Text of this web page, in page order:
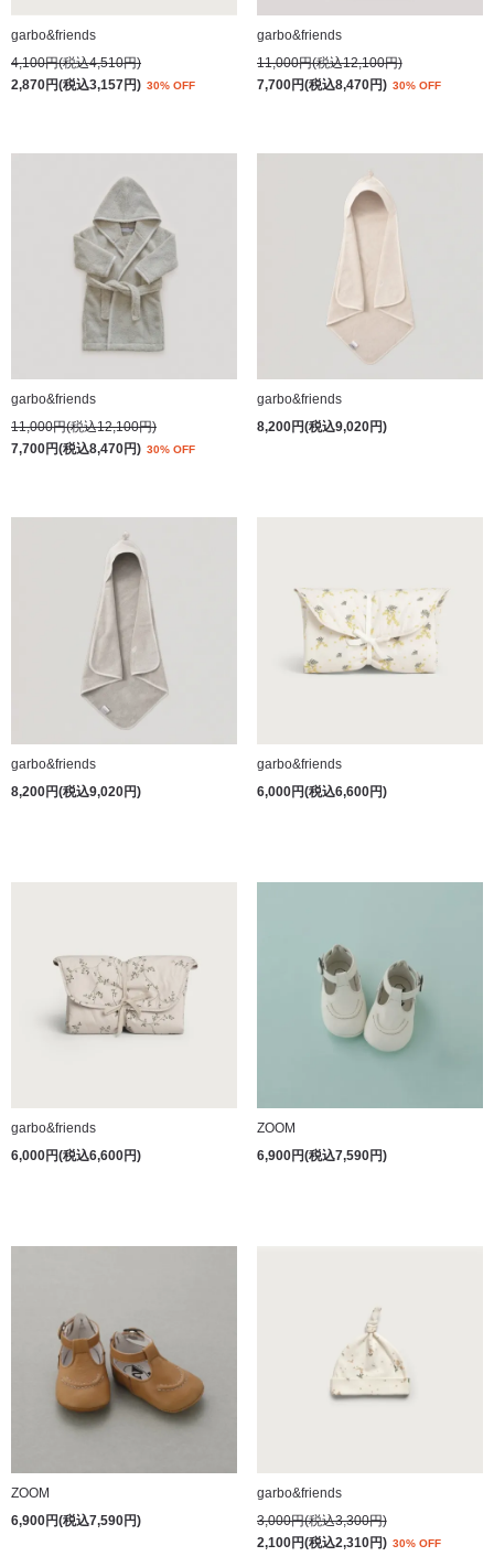
garbo&friends
4,100円(税込4,510円)
2,870円(税込3,157円) 30% OFF
garbo&friends
11,000円(税込12,100円)
7,700円(税込8,470円) 30% OFF
garbo&friends
11,000円(税込12,100円)
7,700円(税込8,470円) 30% OFF
garbo&friends
8,200円(税込9,020円)
garbo&friends
8,200円(税込9,020円)
garbo&friends
6,000円(税込6,600円)
garbo&friends
6,000円(税込6,600円)
ZOOM
6,900円(税込7,590円)
ZOOM
6,900円(税込7,590円)
garbo&friends
3,000円(税込3,300円)
2,100円(税込2,310円) 30% OFF